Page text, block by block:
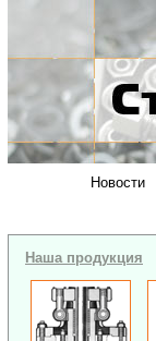
Новости
Наша продукция